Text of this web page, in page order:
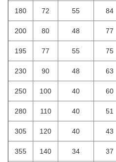
180 72 55 84
200 80 48 77
195 77 55 75
230 90 48 63
250 100 40 60
280 110 40 51
305 120 40 43
355 140 34 37